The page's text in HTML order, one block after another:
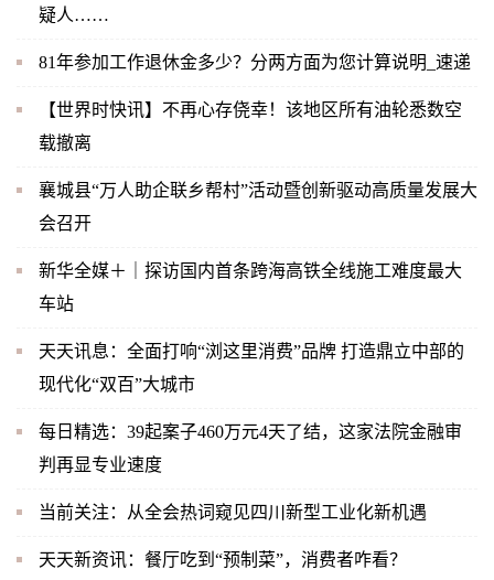
疑人……
81年参加工作退休金多少？分两方面为您计算说明_速递
【世界时快讯】不再心存侥幸！该地区所有油轮悉数空
载撤离
襄城县“万人助企联乡帮村”活动暨创新驱动高质量发展大
会召开
新华全媒＋｜探访国内首条跨海高铁全线施工难度最大
车站
天天讯息：全面打响“浏这里消费”品牌 打造鼎立中部的
现代化“双百”大城市
每日精选：39起案子460万元4天了结，这家法院金融审
判再显专业速度
当前关注：从全会热词窥见四川新型工业化新机遇
天天新资讯：餐厅吃到“预制菜”，消费者咋看？